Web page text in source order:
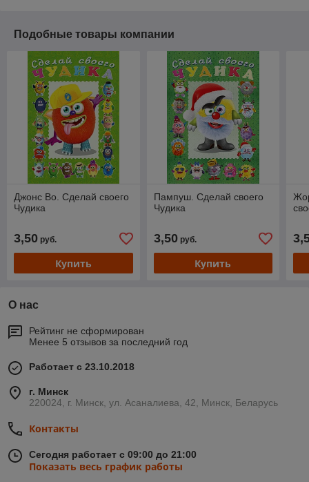
Подобные товары компании
Джонс Во. Сделай своего
Чудика
3,50 руб.
Купить
Пампуш. Сделай своего
Чудика
3,50руб.
Купить
О нас
Рейтинг не сформирован
Менее 5 отзывов за последний год
Работает с 23.10.2018
г. Минск
220024, г. Минск, ул. Асаналиева, 42, Минск, Беларусь
Контакты
Сегодня работает с 09:00 до 21:00
Показать весь график работы